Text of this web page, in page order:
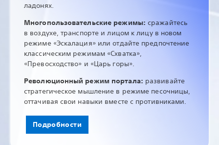
ладонях.
Многопользовательские режимы: сражайтесь
в воздухе, транспорте и лицом к лицу в новом
режиме «Эскалация» или отдайте предпочтение
классическим режимам «Схватка»,
«Превосходство» и «Царь горы».
Революционный режим портала: развивайте
стратегическое мышление в режиме песочницы,
оттачивая свои навыки вместе с противниками.
Подробности